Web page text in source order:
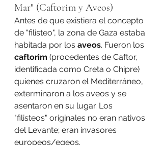
Mar" (Caftorim y Aveos)
Antes de que existiera el concepto
de "filisteo", la zona de Gaza estaba
habitada por los aveos. Fueron los
caftorim (procedentes de Caftor,
identificada como Creta o Chipre)
quienes cruzaron el Mediterráneo,
exterminaron a los aveos y se
asentaron en su lugar. Los
"filisteos" originales no eran nativos
del Levante; eran invasores
europeos/egeos.